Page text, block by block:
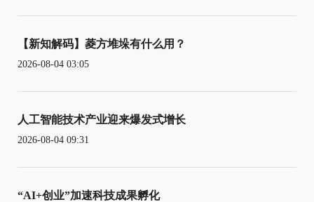
【新知解码】菱方堆垛有什么用？
2026-08-04 03:05
人工智能技术产业迎来爆发式增长
2026-08-04 09:31
“AI+创业”加速科技成果孵化